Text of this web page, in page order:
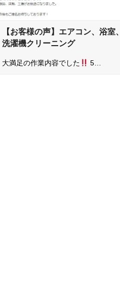
【お客様の声】エアコン、浴室、
洗濯機クリーニング
大満足の作業内容でした 5…